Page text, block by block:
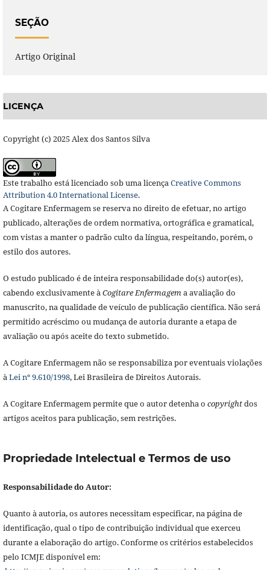
SEÇÃO
Artigo Original
LICENÇA
Copyright (c) 2025 Alex dos Santos Silva
Este trabalho está licenciado sob uma licençaCreative Commons
Attribution 4.0 International License.
A Cogitare Enfermagem se reserva no direito de efetuar, no artigo
publicado, alterações de ordem normativa, ortográfica e gramatical,
com vistas a manter o padrão culto da língua, respeitando, porém, o
estilo dos autores.
O estudo publicado é de inteira responsabilidade do(s) autor(es),
cabendo exclusivamente àCogitare Enfermagema avaliação do
manuscrito, na qualidade de veículo de publicação científica. Não será
permitido acréscimo ou mudança de autoria durante a etapa de
avaliação ou após aceite do texto submetido.
A Cogitare Enfermagem não se responsabiliza por eventuais violações
àLei nº 9.610/1998, Lei Brasileira de Direitos Autorais.
A Cogitare Enfermagem permite que o autor detenha o copyrightdos
artigos aceitos para publicação, sem restrições.
Propriedade Intelectual e Termos de uso
Responsabilidade do Autor:
Quanto à autoria, os autores necessitam especificar, na página de
identificação, qual o tipo de contribuição individual que exerceu
durante a elaboração do artigo. Conforme os critérios estabelecidos
pelo ICMJE disponível em: